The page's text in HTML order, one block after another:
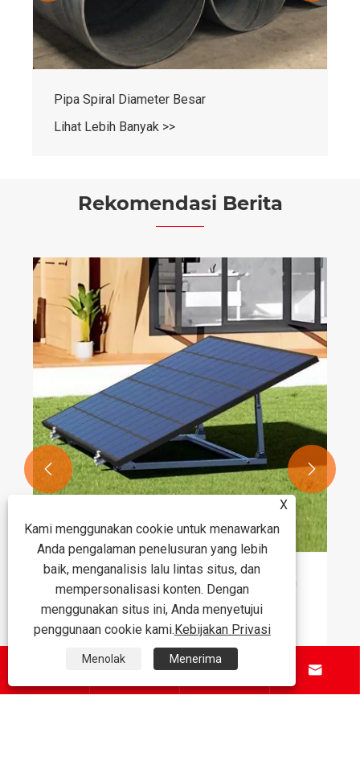
Pipa Spiral Diameter Besar
Lihat Lebih Banyak >>
Rekomendasi Berita
Bagaimana Braket PV Balkon Meningkatkan
Efisiensi dan Keamanan Instalasi Tenaga
Surya?
Lihat Lebih Banyak >>
 
 
X
Kami menggunakan cookie untuk menawarkan
Anda pengalaman penelusuran yang lebih
baik, menganalisis lalu lintas situs, dan
mempersonalisasi konten. Dengan
menggunakan situs ini, Anda menyetujui
penggunaan cookie kami.Kebijakan Privasi
Menolak Menerima